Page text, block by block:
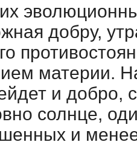
добру,
материи.
и добро,
солнце,
и